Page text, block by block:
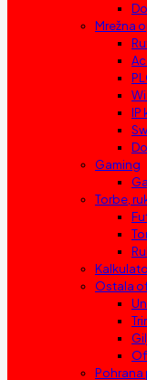
Mrežna
IP
Gaming
Torbe,
Ostala